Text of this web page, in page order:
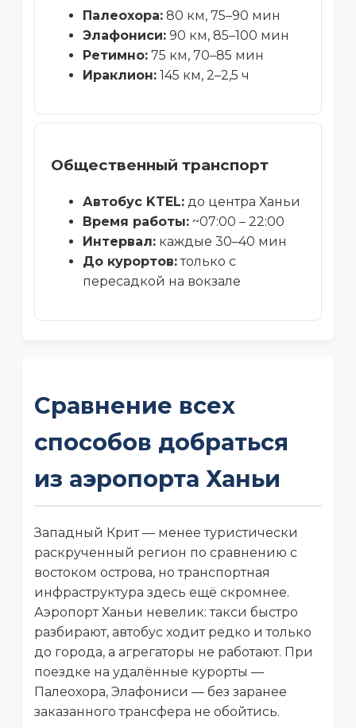
Палеохора: 80 км, 75–90 мин
Элафониси: 90 км, 85–100 мин
Ретимно: 75 км, 70–85 мин
Ираклион: 145 км, 2–2,5 ч
Общественный транспорт
Автобус KTEL: до центра Ханьи
Время работы: ~07:00 – 22:00
Интервал: каждые 30–40 мин
До курортов:только с
пересадкой на вокзале
Сравнение всех
способов добраться
из аэропорта Ханьи
Западный Крит — менее туристически
раскрученный регион по сравнению с
востоком острова, но транспортная
инфраструктура здесь ещё скромнее.
Аэропорт Ханьи невелик: такси быстро
разбирают, автобус ходит редко и только
до города, а агрегаторы не работают. При
поездке на удалённые курорты —
Палеохора, Элафониси — без заранее
заказанного трансфера не обойтись.